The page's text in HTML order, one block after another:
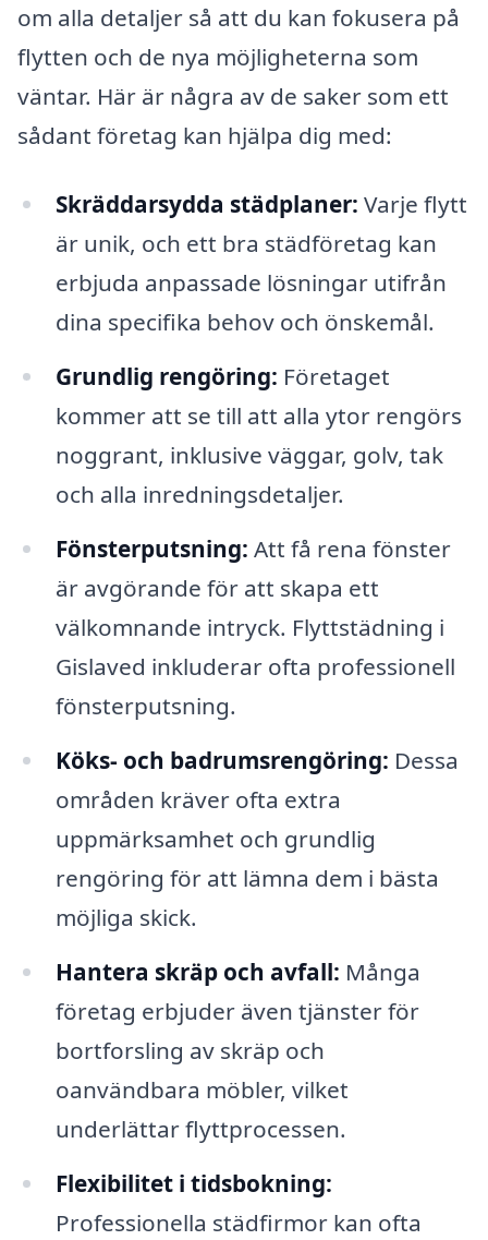
om alla detaljer så att du kan fokusera på
flytten och de nya möjligheterna som
väntar. Här är några av de saker som ett
sådant företag kan hjälpa dig med:
Skräddarsydda städplaner: Varje flytt
är unik, och ett bra städföretag kan
erbjuda anpassade lösningar utifrån
dina specifika behov och önskemål.
Grundlig rengöring: Företaget
kommer att se till att alla ytor rengörs
noggrant, inklusive väggar, golv, tak
och alla inredningsdetaljer.
Fönsterputsning: Att få rena fönster
är avgörande för att skapa ett
välkomnande intryck. Flyttstädning i
Gislaved inkluderar ofta professionell
fönsterputsning.
Köks- och badrumsrengöring: Dessa
områden kräver ofta extra
uppmärksamhet och grundlig
rengöring för att lämna dem i bästa
möjliga skick.
Hantera skräp och avfall: Många
företag erbjuder även tjänster för
bortforsling av skräp och
oanvändbara möbler, vilket
underlättar flyttprocessen.
Flexibilitet i tidsbokning:
Professionella städfirmor kan ofta